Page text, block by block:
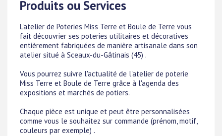
Produits ou Services
L'atelier de Poteries Miss Terre et Boule de Terre vous
fait découvrier ses poteries utilitaires et décoratives
entièrement fabriquées de manière artisanale dans son
atelier situé à Sceaux-du-Gâtinais (45) .
Vous pourrez suivre l'actualité de l'atelier de poterie
Miss Terre et Boule de Terre grâce à l'agenda des
expositions et marchés de potiers.
Chaque pièce est unique et peut être personnalisées
comme vous le souhaitez sur commande (prénom, motif,
couleurs par exemple) .